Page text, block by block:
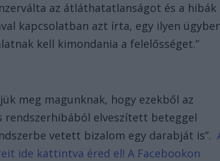
az átláthatatlanságot és a hibák
kapcsolatban azt írta, egy ilyen
kell kimondania a felelősséget.”
meg magunknak, hogy ezekből az
rendszerhibából elveszített beteggel
vetett bizalom egy darabját is”.
ide kattintva éred el! A Facebookon